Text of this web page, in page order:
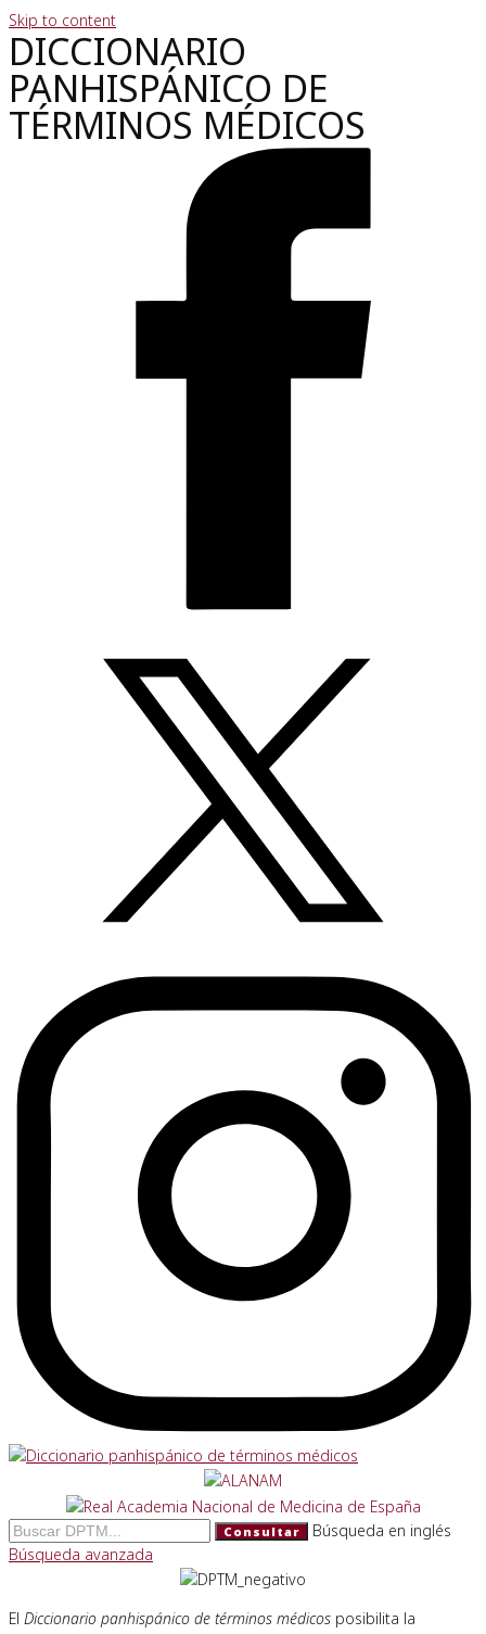
Skip to content
DICCIONARIO
PANHISPÁNICO DE
TÉRMINOS MÉDICOS
Consultar
Búsqueda en inglés
Búsqueda avanzada
El Diccionario panhispánico de términos médicos posibilita la